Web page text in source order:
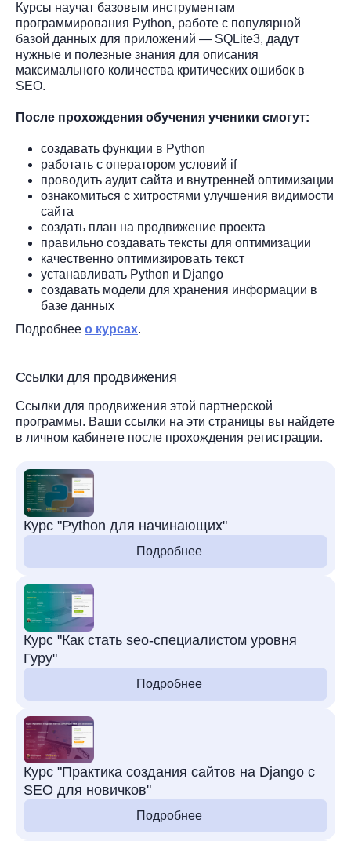
Курсы научат базовым инструментам
программирования Python, работе с популярной
базой данных для приложений — SQLite3, дадут
нужные и полезные знания для описания
максимального количества критических ошибок в
SEO.
После прохождения обучения ученики смогут:
создавать функции в Python
работать с оператором условий if
проводить аудит сайта и внутренней оптимизации
ознакомиться с хитростями улучшения видимости
сайта
создать план на продвижение проекта
правильно создавать тексты для оптимизации
качественно оптимизировать текст
устанавливать Python и Django
создавать модели для хранения информации в
базе данных
Подробнее о курсах.
Ссылки для продвижения
Ссылки для продвижения этой партнерской
программы. Ваши ссылки на эти страницы вы найдете
в личном кабинете после прохождения регистрации.
Курс "Python для начинающих"
Подробнее
Курс "Как стать seo-специалистом уровня
Гуру"
Подробнее
Курс "Практика создания сайтов на Django с
SEO для новичков"
Подробнее